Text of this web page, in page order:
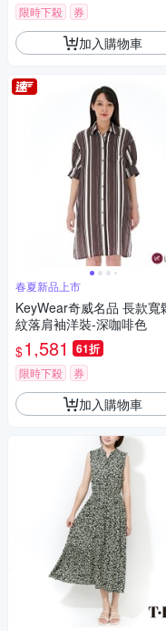
限時下殺 券
加入購物車
春夏新品上市
KeyWear奇威名品 長款寬鬆條
紋落肩袖洋裝-深咖啡色
$1,581 61折
限時下殺 券
加入購物車